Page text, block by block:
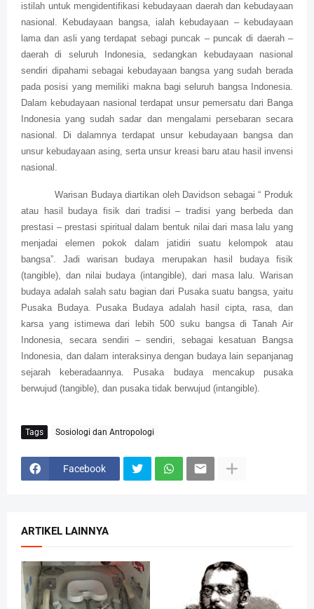
istilah untuk mengidentifikasi kebudayaan daerah dan kebudayaan
nasional. Kebudayaan bangsa, ialah kebudayaan – kebudayaan
lama dan asli yang terdapat sebagi puncak – puncak di daerah –
daerah di seluruh Indonesia, sedangkan kebudayaan nasional
sendiri dipahami sebagai kebudayaan bangsa yang sudah berada
pada posisi yang memiliki makna bagi seluruh bangsa Indonesia.
Dalam kebudayaan nasional terdapat unsur pemersatu dari Banga
Indonesia yang sudah sadar dan mengalami persebaran secara
nasional. Di dalamnya terdapat unsur kebudayaan bangsa dan
unsur kebudayaan asing, serta unsur kreasi baru atau hasil invensi
nasional.
Warisan Budaya diartikan oleh Davidson sebagai “ Produk
atau hasil budaya fisik dari tradisi – tradisi yang berbeda dan
prestasi – prestasi spiritual dalam bentuk nilai dari masa lalu yang
menjadai elemen pokok dalam jatidiri suatu kelompok atau
bangsa”. Jadi warisan budaya merupakan hasil budaya fisik
(tangible), dan nilai budaya (intangible), dari masa lalu. Warisan
budaya adalah salah satu bagian dari Pusaka suatu bangsa, yaitu
Pusaka Budaya. Pusaka Budaya adalah hasil cipta, rasa, dan
karsa yang istimewa dari lebih 500 suku bangsa di Tanah Air
Indonesia, secara sendiri – sendiri, sebagai kesatuan Bangsa
Indonesia, dan dalam interaksinya dengan budaya lain sepanjanag
sejarah keberadaannya. Pusaka budaya mencakup pusaka
berwujud (tangible), dan pusaka tidak berwujud (intangible).
Tags Sosiologi dan Antropologi
Facebook
ARTIKEL LAINNYA